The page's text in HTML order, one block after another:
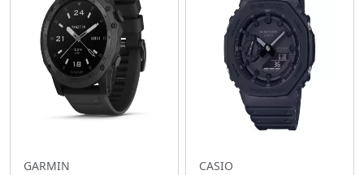
GARMIN CASIO